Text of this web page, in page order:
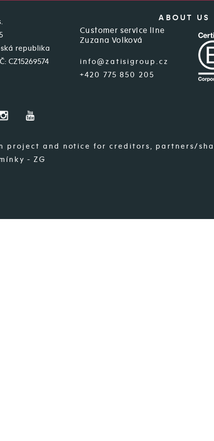
ABOUT US
republika
CZ15269574
Customer service line
Zuzana Volková
info@zatisigroup.cz
+420 775 850 205
project and notice for creditors, partners/
- ZG